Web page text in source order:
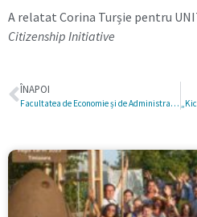
A relatat Corina Turșie pentru
Citizenship Initiative
ÎNAPOI
Facultatea de Economie și de Administrare a Afacerilor (FEAA) redeschide porțile pentru viitorii economiști – Admitere septembrie 2025